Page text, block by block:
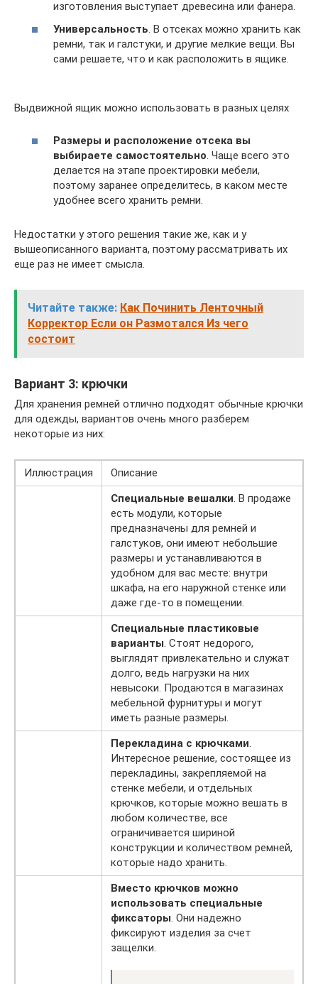
изготовления выступает древесина или фанера.
Универсальность . В отсеках можно хранить как
ремни, так и галстуки, и другие мелкие вещи. Вы
сами решаете, что и как расположить в ящике.
Выдвижной ящик можно использовать в разных целях
Размеры и расположение отсека вы
выбираете самостоятельно. Чаще всего это
делается на этапе проектировки мебели,
поэтому заранее определитесь, в каком месте
удобнее всего хранить ремни.
Недостатки у этого решения такие же, как и у
вышеописанного варианта, поэтому рассматривать их
еще раз не имеет смысла.
Читайте также: Как Починить Ленточный
Корректор Если он Размотался Из чего
состоит
Вариант 3: крючки
Для хранения ремней отлично подходят обычные крючки
для одежды, вариантов очень много разберем
некоторые из них:
Иллюстрация
Описание
Специальные вешалки. В продаже
есть модули, которые
предназначены для ремней и
галстуков, они имеют небольшие
размеры и устанавливаются в
удобном для вас месте: внутри
шкафа, на его наружной стенке или
даже где-то в помещении.
Специальные пластиковые
варианты. Стоят недорого,
выглядят привлекательно и служат
долго, ведь нагрузки на них
невысоки. Продаются в магазинах
мебельной фурнитуры и могут
иметь разные размеры.
Перекладина с крючками.
Интересное решение, состоящее из
перекладины, закрепляемой на
стенке мебели, и отдельных
крючков, которые можно вешать в
любом количестве, все
ограничивается шириной
конструкции и количеством ремней,
которые надо хранить.
Вместо крючков можно
использовать специальные
фиксаторы. Они надежно
фиксируют изделия за счет
защелки.